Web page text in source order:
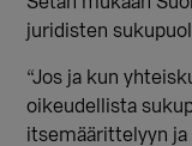
juridisten
“Jos ja kun
oikeudellista
itsemäärittelyyn